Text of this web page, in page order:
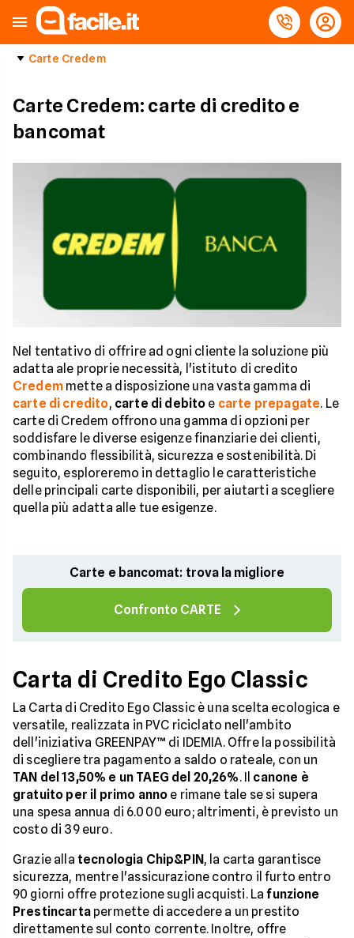
Carte Credem
Carte Credem: carte di credito e
bancomat
Nel tentativo di offrire ad ogni cliente la soluzione più
adatta ale proprie necessità, l'istituto di credito
Credemmette a disposizione una vasta gamma di
carte di credito, carte di debito e carte prepagate. Le
carte di Credem offrono una gamma di opzioni per
soddisfare le diverse esigenze finanziarie dei clienti,
combinando flessibilità, sicurezza e sostenibilità. Di
seguito, esploreremo in dettaglio le caratteristiche
delle principali carte disponibili, per aiutarti a scegliere
quella più adatta alle tue esigenze.
Carte e bancomat: trova la migliore
Confronto CARTE
Carta di Credito Ego Classic
La Carta di Credito Ego Classic è una scelta ecologica e
versatile, realizzata in PVC riciclato nell'ambito
dell'iniziativa GREENPAY™ di IDEMIA. Offre la possibilità
di scegliere tra pagamento a saldo o rateale, con un
TAN del 13,50% e un TAEG del 20,26%. Il canone è
gratuito per il primo anno e rimane tale se si supera
una spesa annua di 6.000 euro; altrimenti, è previsto un
costo di 39 euro.
Grazie alla tecnologia Chip&PIN, la carta garantisce
sicurezza, mentre l'assicurazione contro il furto entro
90 giorni offre protezione sugli acquisti. Lafunzione
Prestincartapermette di accedere a un prestito
direttamente sul conto corrente. Inoltre, offre